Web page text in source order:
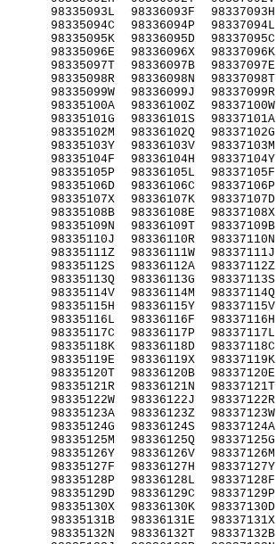
98335093L
98335094C
98335095K
98335096E
98335097T
98335098R
98335099W
98335100A
98335101G
98335102M
98335103Y
98335104F
98335105P
98335106D
98335107X
98335108B
98335109N
98335110J
98335111Z
98335112S
98335113Q
98335114V
98335115H
98335116L
98335117C
98335118K
98335119E
98335120T
98335121R
98335122W
98335123A
98335124G
98335125M
98335126Y
98335127F
98335128P
98335129D
98335130X
98335131B
98335132N
98336093F
98336094P
98336095D
98336096X
98336097B
98336098N
98336099J
98336100Z
98336101S
98336102Q
98336103V
98336104H
98336105L
98336106C
98336107K
98336108E
98336109T
98336110R
98336111W
98336112A
98336113G
98336114M
98336115Y
98336116F
98336117P
98336118D
98336119X
98336120B
98336121N
98336122J
98336123Z
98336124S
98336125Q
98336126V
98336127H
98336128L
98336129C
98336130K
98336131E
98336132T
98337093H
98337094L
98337095C
98337096K
98337097E
98337098T
98337099R
98337100W
98337101A
98337102G
98337103M
98337104Y
98337105F
98337106P
98337107D
98337108X
98337109B
98337110N
98337111J
98337112Z
98337113S
98337114Q
98337115V
98337116H
98337117L
98337118C
98337119K
98337120E
98337121T
98337122R
98337123W
98337124A
98337125G
98337126M
98337127Y
98337128F
98337129P
98337130D
98337131X
98337132B